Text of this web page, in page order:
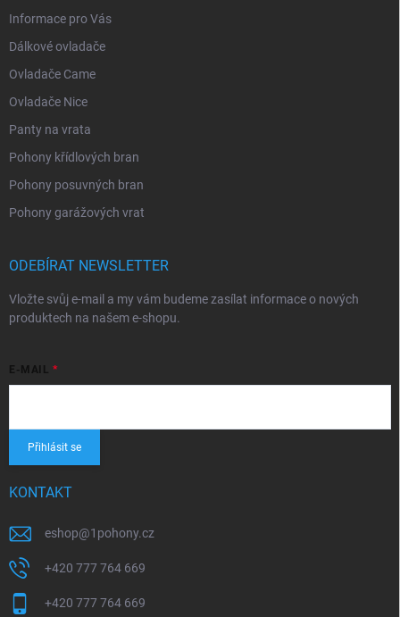
Informace pro Vás
Dálkové ovladače
Ovladače Came
Ovladače Nice
Panty na vrata
Pohony křídlových bran
Pohony posuvných bran
Pohony garážových vrat
ODEBÍRAT NEWSLETTER
Vložte svůj e-mail a my vám budeme zasílat informace o nových
produktech na našem e-shopu.
E-MAIL
Přihlásit se
KONTAKT
eshop@1pohony.cz
+420 777 764 669
+420 777 764 669